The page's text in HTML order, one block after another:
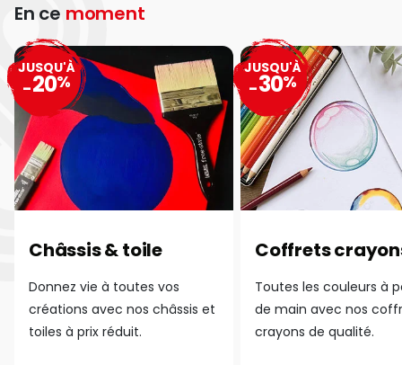
En ce moment
Châssis & toile
Donnez vie à toutes vos
créations avec nos châssis et
toiles à prix réduit.
JUSQU'À
-20%
Coffrets
Toutes les couleurs à
de main avec nos
crayons de qualité.
JUSQU'À
-30%